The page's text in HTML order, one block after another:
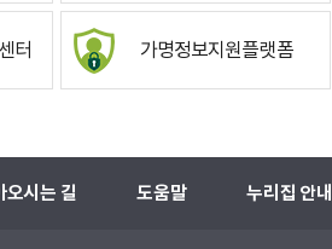
터 가명정보지원플랫폼
오시는 길 도움말 누리집 안내